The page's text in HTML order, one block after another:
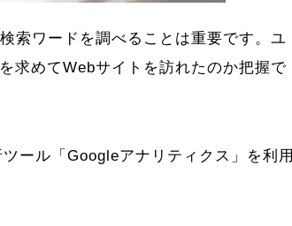
索ワードを調べることは重要です。ユ
求めてWebサイトを訪れたのか把握で
ール「Googleアナリティクス」を利用